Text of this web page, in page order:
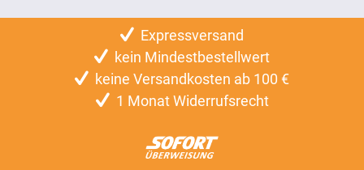
Expressversand
kein Mindestbestellwert
keine Versandkosten ab 100 €
1 Monat Widerrufsrecht